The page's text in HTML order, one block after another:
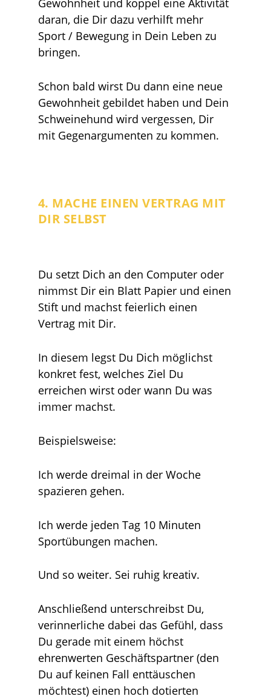
Gewohnheit und koppel eine Aktivität
daran, die Dir dazu verhilft mehr
Sport / Bewegung in Dein Leben zu
bringen.
Schon bald wirst Du dann eine neue
Gewohnheit gebildet haben und Dein
Schweinehund wird vergessen, Dir
mit Gegenargumenten zu kommen.
4. MACHE EINEN VERTRAG MIT
DIR SELBST
Du setzt Dich an den Computer oder
nimmst Dir ein Blatt Papier und einen
Stift und machst feierlich einen
Vertrag mit Dir.
In diesem legst Du Dich möglichst
konkret fest, welches Ziel Du
erreichen wirst oder wann Du was
immer machst.
Beispielsweise:
Ich werde dreimal in der Woche
spazieren gehen.
Ich werde jeden Tag 10 Minuten
Sportübungen machen.
Und so weiter. Sei ruhig kreativ.
Anschließend unterschreibst Du,
verinnerliche dabei das Gefühl, dass
Du gerade mit einem höchst
ehrenwerten Geschäftspartner (den
Du auf keinen Fall enttäuschen
möchtest) einen hoch dotierten